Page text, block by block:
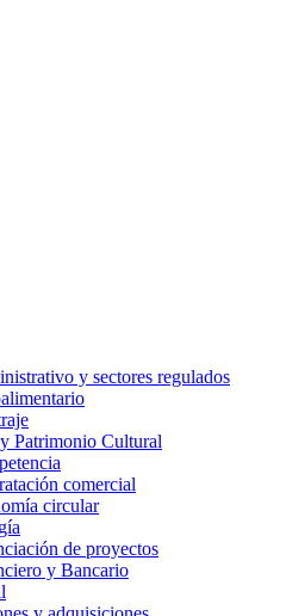
y sectores regulados
Patrimonio Cultural
comercial
circular
de proyectos
y Bancario